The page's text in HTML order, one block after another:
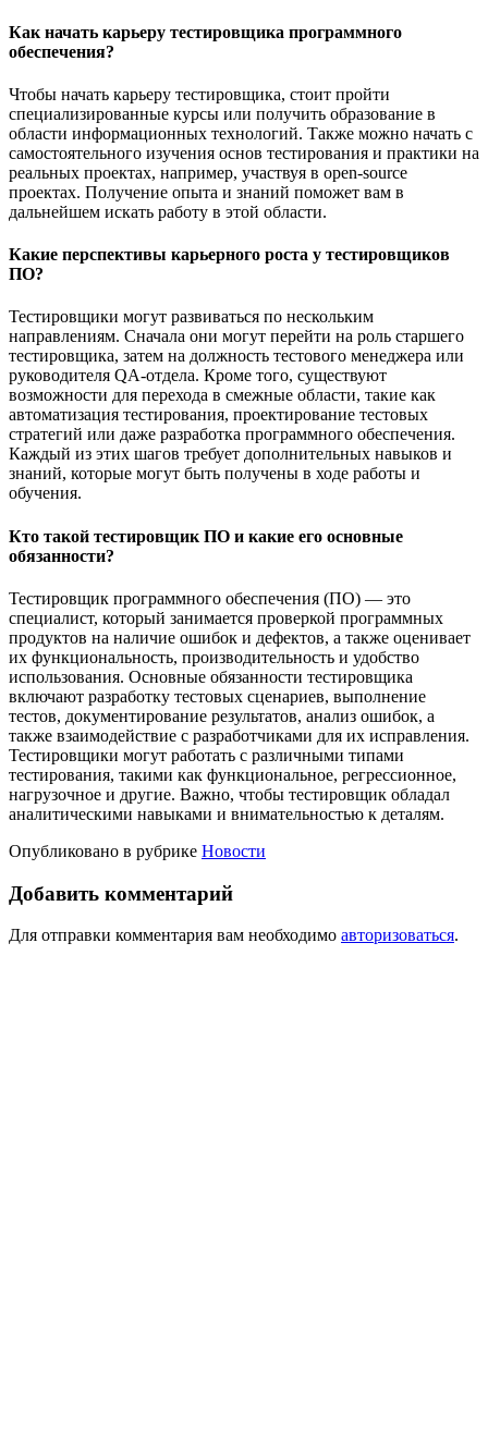
Как начать карьеру тестировщика программного
обеспечения?
Чтобы начать карьеру тестировщика, стоит пройти
специализированные курсы или получить образование в
области информационных технологий. Также можно начать с
самостоятельного изучения основ тестирования и практики на
реальных проектах, например, участвуя в open-source
проектах. Получение опыта и знаний поможет вам в
дальнейшем искать работу в этой области.
Какие перспективы карьерного роста у тестировщиков
ПО?
Тестировщики могут развиваться по нескольким
направлениям. Сначала они могут перейти на роль старшего
тестировщика, затем на должность тестового менеджера или
руководителя QA-отдела. Кроме того, существуют
возможности для перехода в смежные области, такие как
автоматизация тестирования, проектирование тестовых
стратегий или даже разработка программного обеспечения.
Каждый из этих шагов требует дополнительных навыков и
знаний, которые могут быть получены в ходе работы и
обучения.
Кто такой тестировщик ПО и какие его основные
обязанности?
Тестировщик программного обеспечения (ПО) — это
специалист, который занимается проверкой программных
продуктов на наличие ошибок и дефектов, а также оценивает
их функциональность, производительность и удобство
использования. Основные обязанности тестировщика
включают разработку тестовых сценариев, выполнение
тестов, документирование результатов, анализ ошибок, а
также взаимодействие с разработчиками для их исправления.
Тестировщики могут работать с различными типами
тестирования, такими как функциональное, регрессионное,
нагрузочное и другие. Важно, чтобы тестировщик обладал
аналитическими навыками и внимательностью к деталям.
Опубликовано в рубрике Новости
Добавить комментарий
Для отправки комментария вам необходимо авторизоваться.